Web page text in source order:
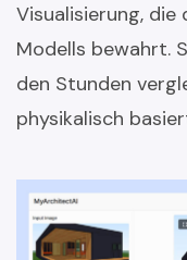
Visualisierung,
Modells bewahrt.
den Stunden
physikalisch